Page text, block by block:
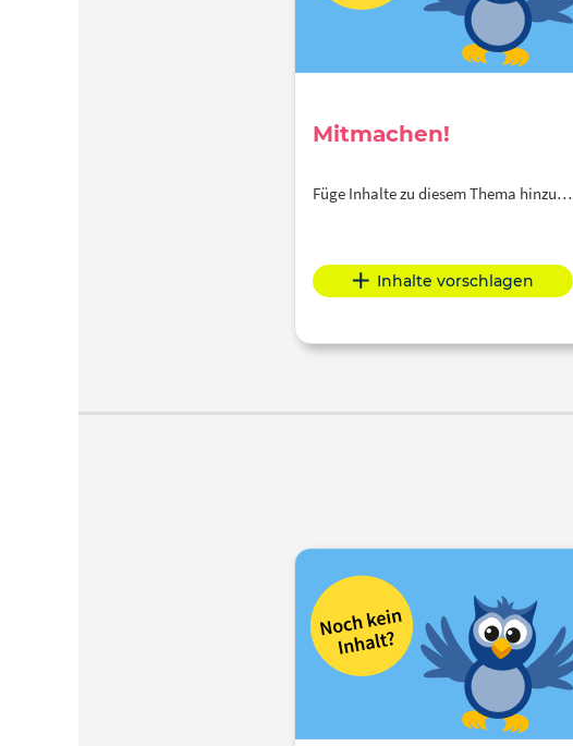
Mitmachen!
Füge Inhalte zu diesem Thema hinzu…
Inhalte vorschlagen